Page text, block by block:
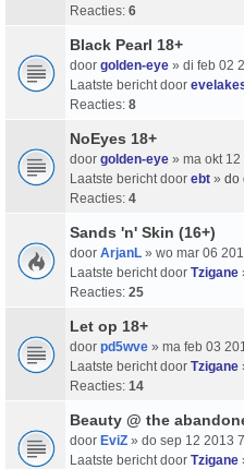
Reacties: 6
Black Pearl 18+
door golden-eye » di feb 02
Laatste bericht door
Reacties: 8
NoEyes 18+
door golden-eye » ma okt
Laatste bericht door ebt » do
Reacties: 4
Sands 'n' Skin (16+)
door ArjanL » wo mar 06
Laatste bericht door Tzigane
Reacties: 25
Let op 18+
door pd5wve » ma feb 03
Laatste bericht door Tzigane
Reacties: 14
Beauty @ the
door EviZ » do sep 12 2013
Laatste bericht door Tzigane